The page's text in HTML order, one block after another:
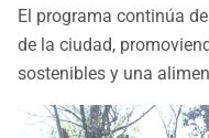
El programa continúa
de la ciudad,
sostenibles y una